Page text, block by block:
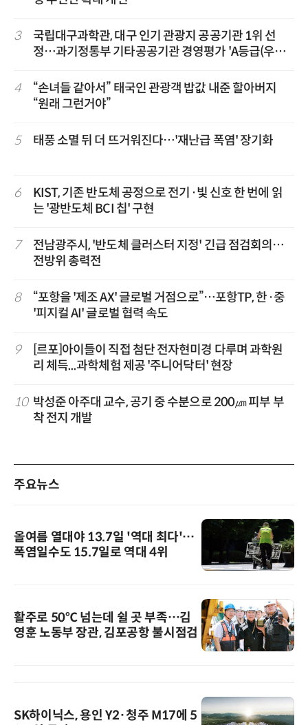
3
국립대구과학관, 대구 인기 관광지 공공기관 1위 선
정…과기정통부 기타공공기관 경영평가 'A등급(우수)'
4
“손녀들 같아서” 태국인 관광객 밥값 내준 할아버지
“원래 그런거야”
5 태풍 소멸 뒤 더 뜨거워진다…'재난급 폭염' 장기화
6
KIST, 기존 반도체 공정으로 전기·빛 신호 한 번에 읽
는 '광반도체 BCI 칩' 구현
7
전남광주시, '반도체 클러스터 지정' 긴급 점검회의…
전방위 총력전
8
“포항을 '제조 AX' 글로벌 거점으로”…포항TP, 한·중
'피지컬 AI' 글로벌 협력 속도
9
[르포]아이들이 직접 첨단 전자현미경 다루며 과학원
리 체득...과학체험 제공 '주니어닥터' 현장
10 박성준 아주대 교수, 공기 중 수분으로 200㎛ 피부 부
착 전지 개발
주요뉴스
올여름 열대야 13.7일 '역대 최다'…
폭염일수도 15.7일로 역대 4위
활주로 50℃ 넘는데 쉴 곳 부족…김
영훈 노동부 장관, 김포공항 불시점검
SK하이닉스, 용인 Y2·청주 M17에 5